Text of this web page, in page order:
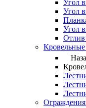
Угол
Угол
Угол
Отлив